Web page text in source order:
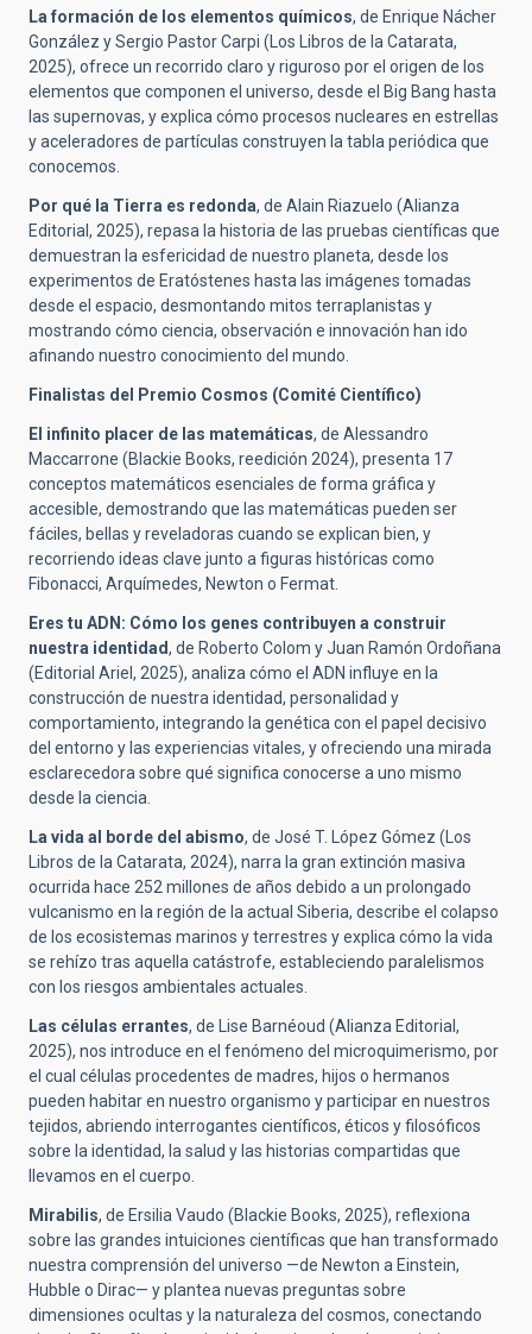
La formación de los elementos químicos, de Enrique Nácher
González y Sergio Pastor Carpi (Los Libros de la Catarata,
2025), ofrece un recorrido claro y riguroso por el origen de los
elementos que componen el universo, desde el Big Bang hasta
las supernovas, y explica cómo procesos nucleares en estrellas
y aceleradores de partículas construyen la tabla periódica que
conocemos.
Por qué la Tierra es redonda, de Alain Riazuelo (Alianza
Editorial, 2025), repasa la historia de las pruebas científicas que
demuestran la esfericidad de nuestro planeta, desde los
experimentos de Eratóstenes hasta las imágenes tomadas
desde el espacio, desmontando mitos terraplanistas y
mostrando cómo ciencia, observación e innovación han ido
afinando nuestro conocimiento del mundo.
Finalistas del Premio Cosmos (Comité Científico)
El infinito placer de las matemáticas, de Alessandro
Maccarrone (Blackie Books, reedición 2024), presenta 17
conceptos matemáticos esenciales de forma gráfica y
accesible, demostrando que las matemáticas pueden ser
fáciles, bellas y reveladoras cuando se explican bien, y
recorriendo ideas clave junto a figuras históricas como
Fibonacci, Arquímedes, Newton o Fermat.
Eres tu ADN: Cómo los genes contribuyen a construir
nuestra identidad, de Roberto Colom y Juan Ramón Ordoñana
(Editorial Ariel, 2025), analiza cómo el ADN influye en la
construcción de nuestra identidad, personalidad y
comportamiento, integrando la genética con el papel decisivo
del entorno y las experiencias vitales, y ofreciendo una mirada
esclarecedora sobre qué significa conocerse a uno mismo
desde la ciencia.
La vida al borde del abismo, de José T. López Gómez (Los
Libros de la Catarata, 2024), narra la gran extinción masiva
ocurrida hace 252 millones de años debido a un prolongado
vulcanismo en la región de la actual Siberia, describe el colapso
de los ecosistemas marinos y terrestres y explica cómo la vida
se rehízo tras aquella catástrofe, estableciendo paralelismos
con los riesgos ambientales actuales.
Las células errantes, de Lise Barnéoud (Alianza Editorial,
2025), nos introduce en el fenómeno del microquimerismo, por
el cual células procedentes de madres, hijos o hermanos
pueden habitar en nuestro organismo y participar en nuestros
tejidos, abriendo interrogantes científicos, éticos y filosóficos
sobre la identidad, la salud y las historias compartidas que
llevamos en el cuerpo.
Mirabilis, de Ersilia Vaudo (Blackie Books, 2025), reflexiona
sobre las grandes intuiciones científicas que han transformado
nuestra comprensión del universo —de Newton a Einstein,
Hubble o Dirac— y plantea nuevas preguntas sobre
dimensiones ocultas y la naturaleza del cosmos, conectando